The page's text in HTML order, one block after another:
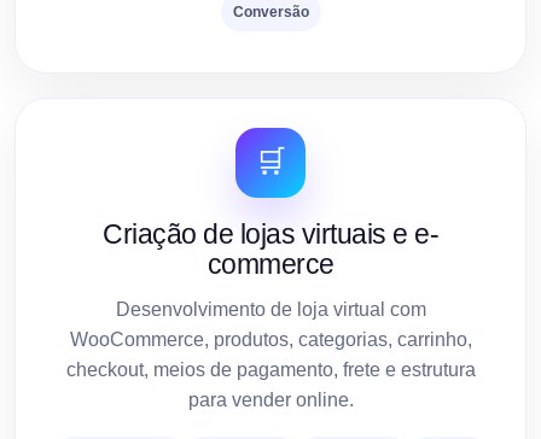
Conversão
🛒
Criação de lojas virtuais e e-
commerce
Desenvolvimento de loja virtual com
WooCommerce, produtos, categorias, carrinho,
checkout, meios de pagamento, frete e estrutura
para vender online.